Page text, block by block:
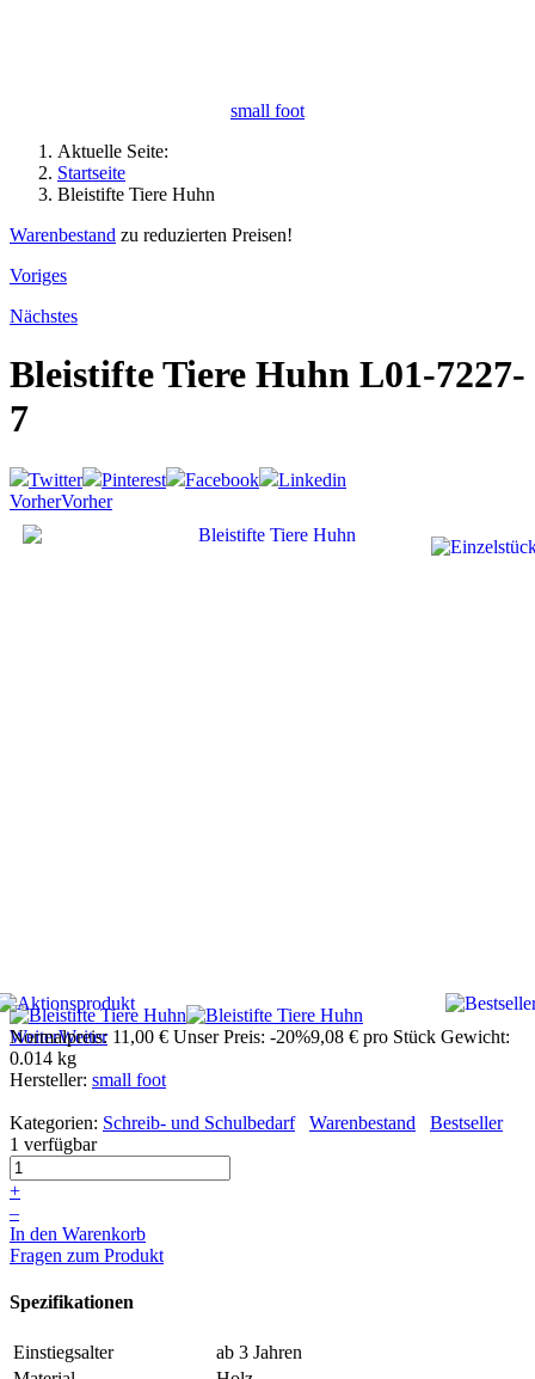
small foot
Aktuelle Seite:
Startseite
Bleistifte Tiere Huhn
Warenbestand zu reduzierten Preisen!
Voriges
Nächstes
Bleistifte Tiere Huhn L01-7227-
7
Twitter Pinterest Facebook
Linkedin
VorherVorher
WeiterWeiter
Normalpreis: 11,00 € Unser Preis: -20%9,08 € pro Stück Gewicht:
0.014 kg
Hersteller: small foot
Kategorien: Schreib- und Schulbedarf Warenbestand
Bestseller
1 verfügbar
+
–
In den Warenkorb
Fragen zum Produkt
Spezifikationen
Einstiegsalter
ab 3 Jahren